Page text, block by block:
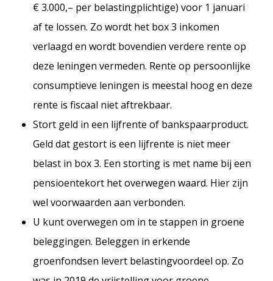
€ 3.000,– per belastingplichtige) voor 1 januari
af te lossen. Zo wordt het box 3 inkomen
verlaagd en wordt bovendien verdere rente op
deze leningen vermeden. Rente op persoonlijke
consumptieve leningen is meestal hoog en deze
rente is fiscaal niet aftrekbaar.
Stort geld in een lijfrente of bankspaarproduct.
Geld dat gestort is een lijfrente is niet meer
belast in box 3. Een storting is met name bij een
pensioentekort het overwegen waard. Hier zijn
wel voorwaarden aan verbonden.
U kunt overwegen om in te stappen in groene
beleggingen. Beleggen in erkende
groenfondsen levert belastingvoordeel op. Zo